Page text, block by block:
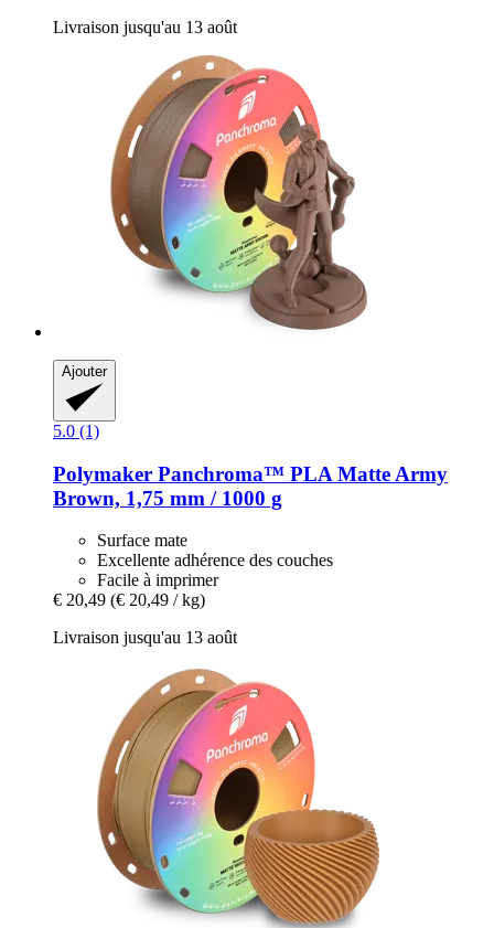
Livraison jusqu'au 13 août
Ajouter
5.0 (1)
Polymaker Panchroma™ PLA Matte Army
Brown, 1,75 mm / 1000 g
Surface mate
Excellente adhérence des couches
Facile à imprimer
€ 20,49 (€ 20,49 / kg)
Livraison jusqu'au 13 août